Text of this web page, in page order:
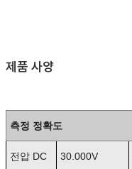
제품 사양
측정 정확도
전압 DC 30.000V